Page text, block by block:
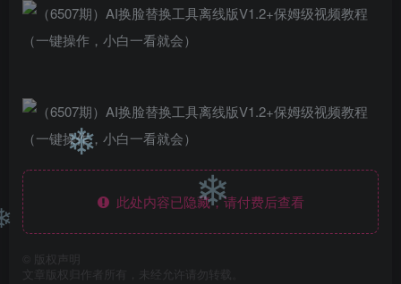
此处内容已隐藏，请付费后查看
版权声明
文章版权归作者所有，未经允许请勿转载。
❄
❄
❄
❄